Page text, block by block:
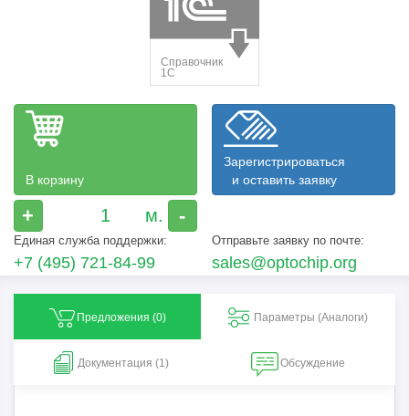
В корзину
+ -
Зарегистрироваться
и оставить заявку
Единая служба поддержки:
+7 (495) 721-84-99
Отправьте заявку по почте:
sales@optochip.org
Предложения (0) Параметры (Aналоги)
Документация (1) Обсуждение